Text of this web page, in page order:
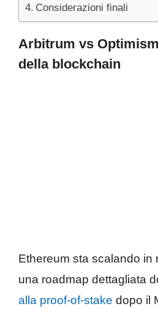
Considerazioni finali
Arbitrum vs
della blockchain
Ethereum sta scalando in
una roadmap dettagliata
alla proof-of-stake dopo il